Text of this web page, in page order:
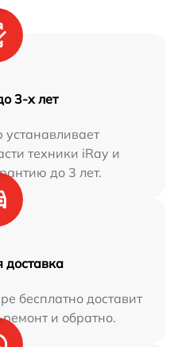
3-х лет
техники iRay и
до 3 лет.
доставка
бесплатно доставит
и обратно.